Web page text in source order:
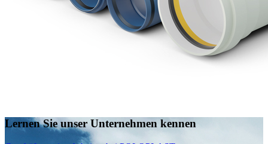
Lernen Sie unser Unternehmen kennen